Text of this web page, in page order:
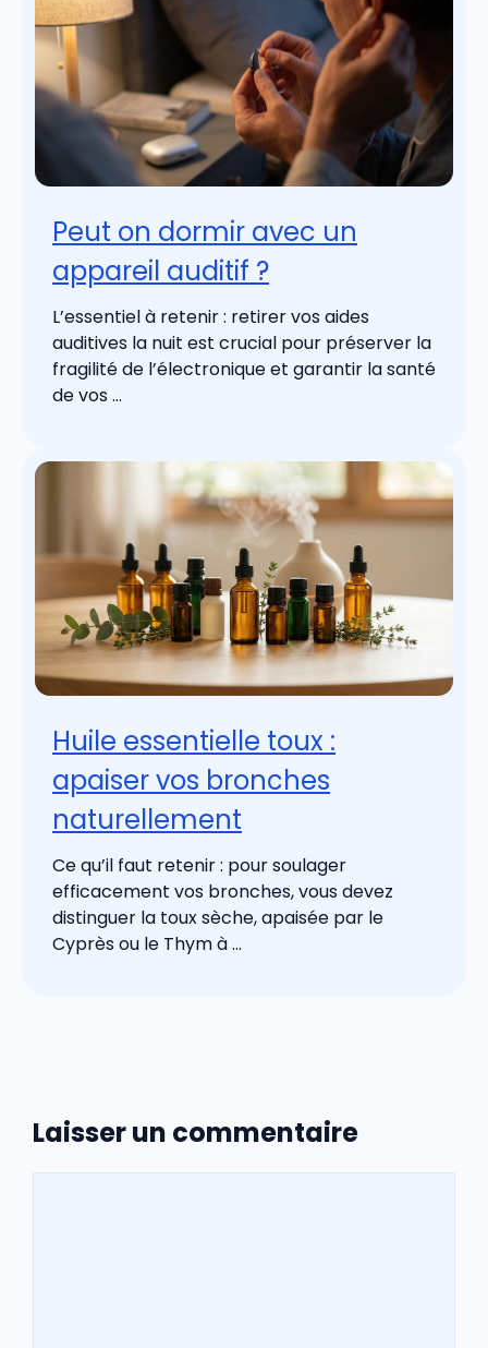
Peut on dormir avec un
appareil auditif ?
L’essentiel à retenir : retirer vos aides
auditives la nuit est crucial pour préserver la
fragilité de l’électronique et garantir la santé
de vos ...
Huile essentielle toux :
apaiser vos bronches
naturellement
Ce qu’il faut retenir : pour soulager
efficacement vos bronches, vous devez
distinguer la toux sèche, apaisée par le
Cyprès ou le Thym à ...
Laisser un commentaire